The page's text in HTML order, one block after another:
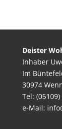
Deister
Inhaber
Im
30974
Tel:
e-Mail: